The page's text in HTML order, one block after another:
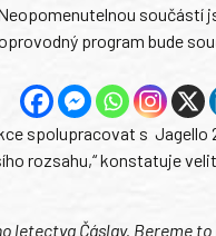
součástí
program bude
spolupracovat s Jagello
rozsahu,“ konstatuje
letectva Čáslav. Bereme to